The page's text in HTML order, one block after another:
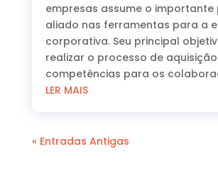
empresas assume o importante
aliado nas ferramentas para a
corporativa. Seu principal
realizar o processo de
competências para os
LER MAIS
« Entradas Antigas